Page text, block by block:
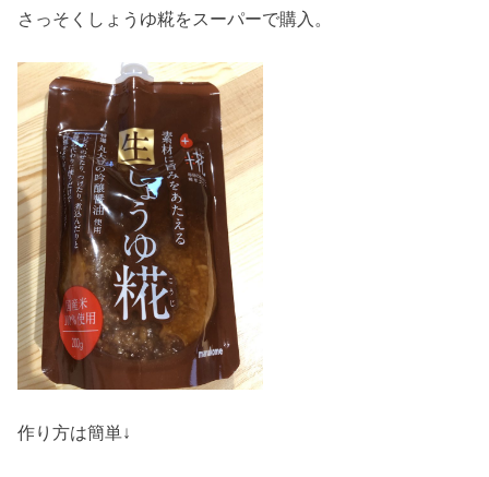
さっそくしょうゆ糀をスーパーで購入。
作り方は簡単↓